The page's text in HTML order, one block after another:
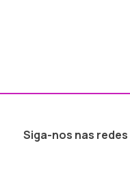
Siga-nos nas